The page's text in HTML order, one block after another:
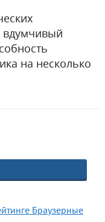
вдумчивый
на несколько
Браузерные